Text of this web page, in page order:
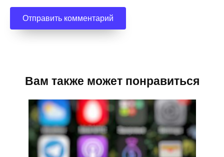
Вам также может понравиться